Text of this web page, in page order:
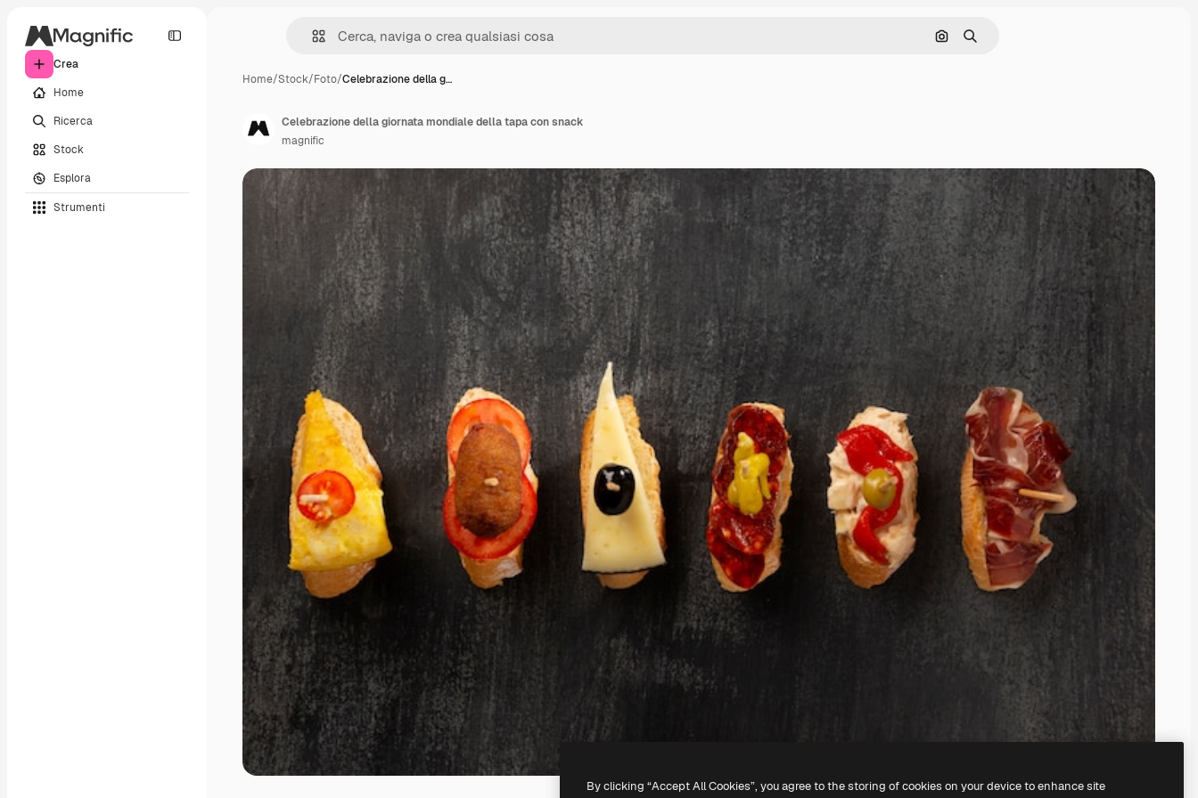
Crea
Home
Ricerca
Stock
Esplora
Strumenti
Cerca per immagine
Ricerca
Home/Stock/Foto/Celebrazione della g…
Celebrazione della giornata mondiale della tapa con snack
magnific
By clicking “Accept All Cookies”, you agree to the storing of cookies on your device to enhance site